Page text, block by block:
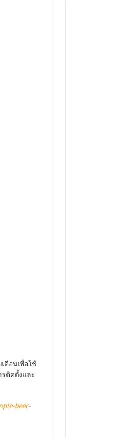
ดือนเพื่อใช้
รติดตั้งและ
beer-